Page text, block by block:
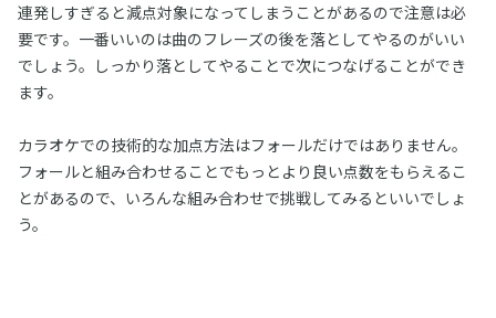
連発しすぎると減点対象になってしまうことがあるので注意は必
要です。一番いいのは曲のフレーズの後を落としてやるのがいい
でしょう。しっかり落としてやることで次につなげることができ
ます。
カラオケでの技術的な加点方法はフォールだけではありません。
フォールと組み合わせることでもっとより良い点数をもらえるこ
とがあるので、いろんな組み合わせで挑戦してみるといいでしょ
う。